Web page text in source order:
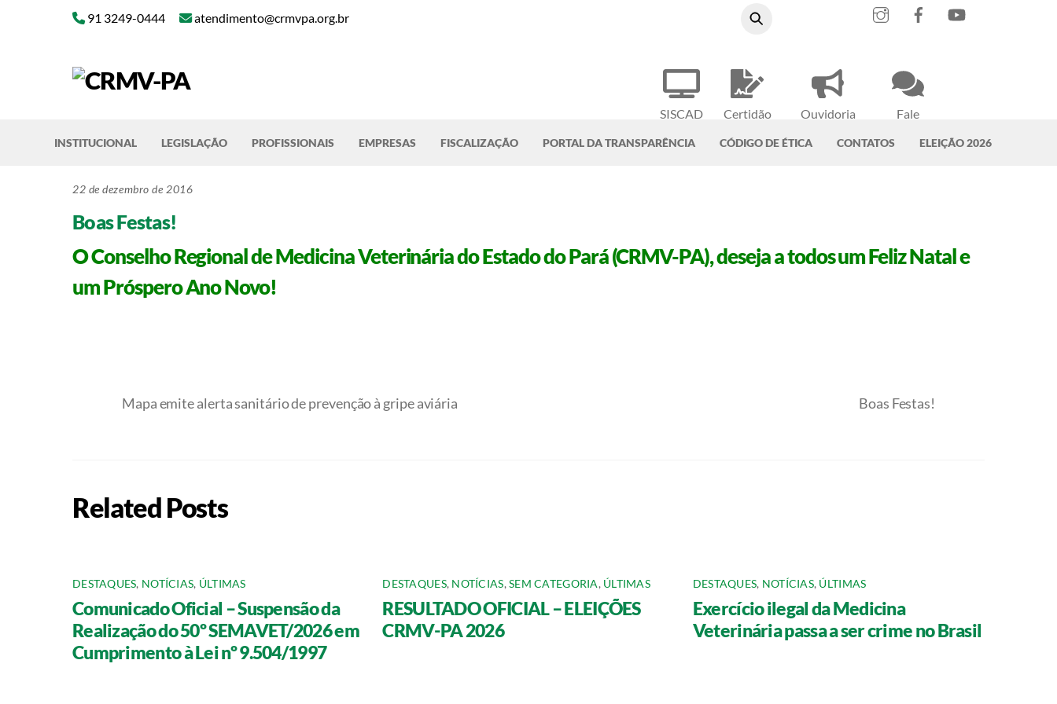
SISCAD
Certidão
Ouvidoria
Fale
91 3249-0444 atendimento@crmvpa.org.br
InstagramFacebook
INSTITUCIONAL LEGISLAÇÃO PROFISSIONAIS EMPRESAS FISCALIZAÇÃO PORTAL DA TRANSPARÊNCIA CÓDIGO DE ÉTICA CONTATOS ELEIÇÃO 2026
22 de dezembro de 2016
Boas Festas!
O Conselho Regional de Medicina Veterinária do Estado do Pará (CRMV-PA), deseja a todos um Feliz Natal e
um Próspero Ano Novo!
Mapa emite alerta sanitário de prevenção à gripe aviária Boas Festas!
Related Posts
DESTAQUES, NOTÍCIAS, ÚLTIMAS
Comunicado Oficial – Suspensão da
Realização do 50º SEMAVET/2026 em
Cumprimento à Lei nº 9.504/1997
DESTAQUES, NOTÍCIAS,SEM CATEGORIA, ÚLTIMAS
RESULTADO OFICIAL – ELEIÇÕES
CRMV-PA 2026
DESTAQUES, NOTÍCIAS, ÚLTIMAS
Exercício ilegal da Medicina
Veterinária passa a ser crime no Brasil